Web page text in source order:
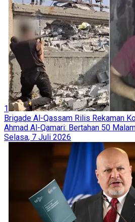
1
Brigade Al-Qassam Rilis Rekaman
Ahmad Al-Qamari: Bertahan 50
Selasa, 7 Juli 2026